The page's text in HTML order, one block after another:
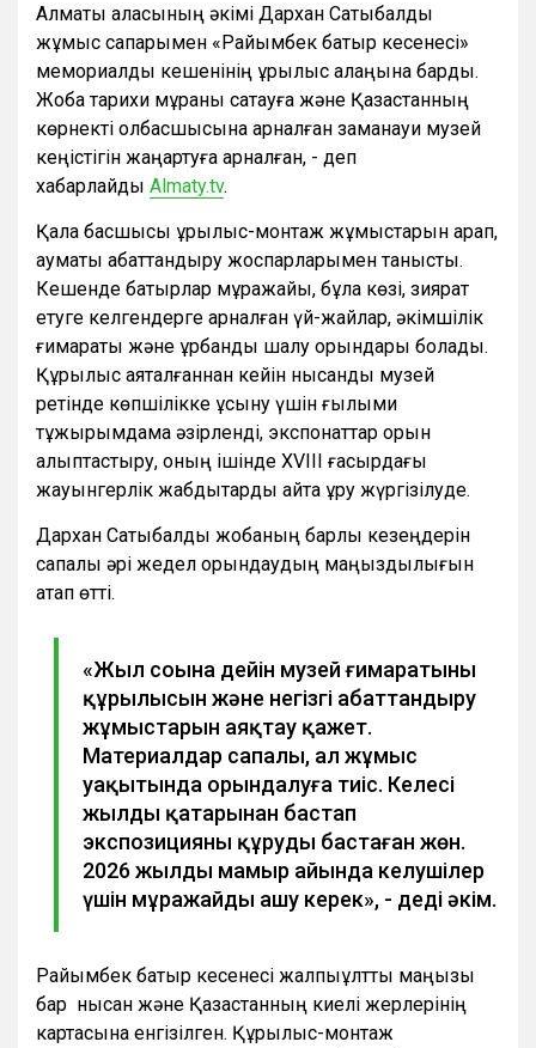
Алматы қаласының әкімі Дархан Сатыбалды
жұмыс сапарымен «Райымбек батыр кесенесі»
мемориалдық кешенінің құрылыс алаңына барды.
Жоба тарихи мұраны сақтауға және Қазақстанның
көрнекті қолбасшысына арналған заманауи музей
кеңістігін жаңартуға арналған, - деп
хабарлайды Almaty.tv.
Қала басшысы құрылыс-монтаж жұмыстарын қарап,
аумақты абаттандыру жоспарларымен танысты.
Кешенде батырлар мұражайы, бұлақ көзі, зиярат
етуге келгендерге арналған үй-жайлар, әкімшілік
ғимараты және құрбандық шалу орындары болады.
Құрылыс аяқталғаннан кейін нысанды музей
ретінде көпшілікке ұсыну үшін ғылыми
тұжырымдама әзірленді, экспонаттар қорын
қалыптастыру, оның ішінде XVIII ғасырдағы
жауынгерлік жабдықтарды қайта құру жүргізілуде.
Дархан Сатыбалды жобаның барлық кезеңдерін
сапалы әрі жедел орындаудың маңыздылығын
атап өтті.
«Жыл соңына дейін музей ғимаратының
құрылысын және негізгі абаттандыру
жұмыстарын аяқтау қажет.
Материалдар сапалы, ал жұмыс
уақытында орындалуға тиіс. Келесі
жылдың қаңтарынан бастап
экспозицияны құруды бастаған жөн.
2026 жылдың мамыр айында келушілер
үшін мұражайды ашу керек», - деді әкім.
Райымбек батыр кесенесі жалпыұлттық маңызы
бар нысан және Қазақстанның киелі жерлерінің
картасына енгізілген. Құрылыс-монтаж